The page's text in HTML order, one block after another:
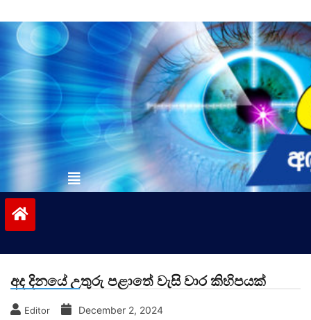
to
contentvinivida.lk
අද දිනයේ උතුරු පළාතේ වැසි වාර කිහිපයක්
Editor December 2, 2024